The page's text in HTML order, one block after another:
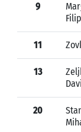
9
Filip
11
13
20